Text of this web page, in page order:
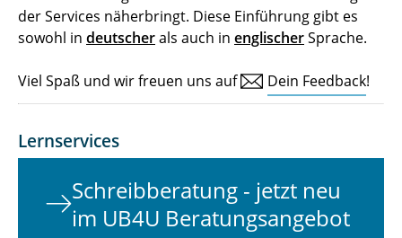
der Services näherbringt. Diese Einführung gibt es
sowohl in deutscherals auch in englischerSprache.
Viel Spaß und wir freuen uns auf Dein Feedback!
Lernservices
Schreibberatung - jetzt neu
im UB4U Beratungsangebot